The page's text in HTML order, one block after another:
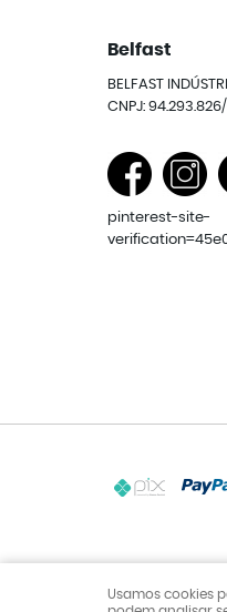
Belfast
BELFAST
CNPJ:
pinterest-site-
Usamos cookies